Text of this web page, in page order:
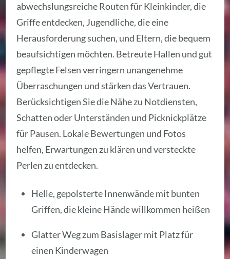
abwechslungsreiche Routen für Kleinkinder, die
Griffe entdecken, Jugendliche, die eine
Herausforderung suchen, und Eltern, die bequem
beaufsichtigen möchten. Betreute Hallen und gut
gepflegte Felsen verringern unangenehme
Überraschungen und stärken das Vertrauen.
Berücksichtigen Sie die Nähe zu Notdiensten,
Schatten oder Unterständen und Picknickplätze
für Pausen. Lokale Bewertungen und Fotos
helfen, Erwartungen zu klären und versteckte
Perlen zu entdecken.
Helle, gepolsterte Innenwände mit bunten
Griffen, die kleine Hände willkommen heißen
Glatter Weg zum Basislager mit Platz für
einen Kinderwagen